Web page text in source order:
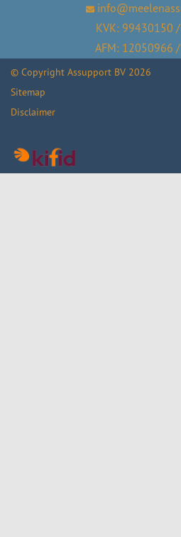
KVK: 99430150
AFM: 12050966
© Copyright Assupport BV 2026
Sitemap
Disclaimer